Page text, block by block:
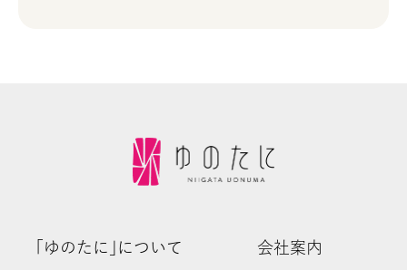
｢ゆのたに｣について
会社案内